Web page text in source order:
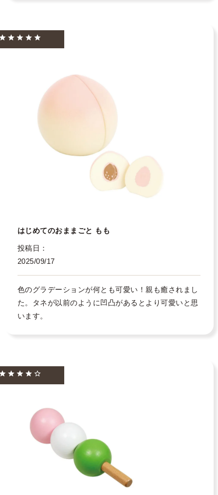
はじめてのおままごと もも
投稿日
2025/09/17
色のグラデーションが何とも可愛い！親も癒されまし
た。タネが以前のように凹凸があるとより可愛いと思
います。